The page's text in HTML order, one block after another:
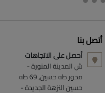
أتصل بنا
أحصل على الاتجاهات
ش المدينة المنورة -
محور طه حسين, 69 طه
حسين النزهة الجديدة -